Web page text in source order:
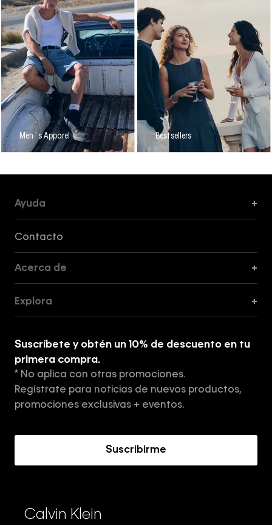
Men´s Apparel Bestsellers
Ayuda +
Contacto
Acerca de +
Tiendas
Aviso de privacidad
Términos y Condiciones
Explora +
Suscríbete y obtén un 10% de descuento en tu
primera compra.
* No aplica con otras promociones.
Regístrate para noticias de nuevos productos,
promociones exclusivas + eventos.
Suscribirme
Calvin Klein